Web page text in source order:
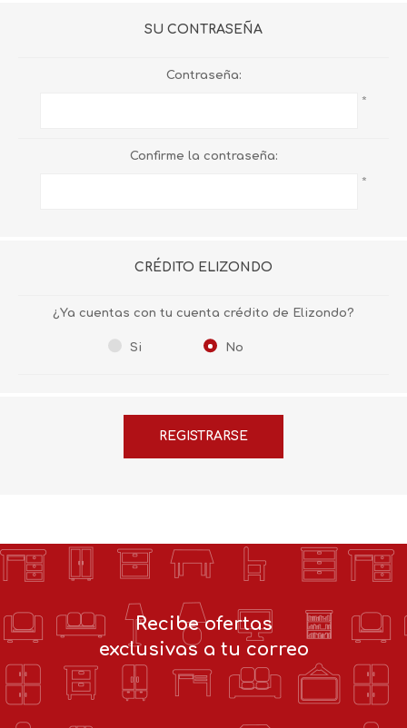
SU CONTRASEÑA
Contraseña:
*
Confirme la contraseña:
*
CRÉDITO ELIZONDO
¿Ya cuentas con tu cuenta crédito de Elizondo?
Si No
Recibe ofertas
exclusivas a tu correo